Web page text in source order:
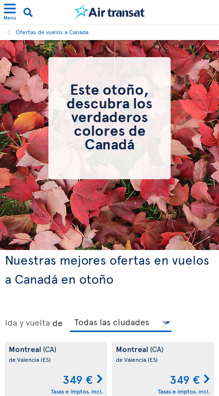
Menú
Ofertas de vuelos a Canada
Este otoño,
descubra los
verdaderos
colores de
Canadá
Nuestras mejores ofertas en vuelos
a Canadá en otoño
Ida y vuelta de
Montreal (CA)
de Valencia(ES)
349 €
Tasas e imptos. incl.
Montreal (CA)
de Valencia(ES)
349 €
Tasas e imptos. incl.